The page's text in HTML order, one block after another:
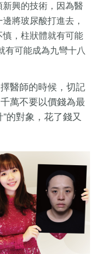
興的技術，因為醫
將玻尿酸打進去，
，柱狀體就有可能
有可能成為九彎十八
醫師的時候，切記
萬不要以價錢為最
的對象，花了錢又